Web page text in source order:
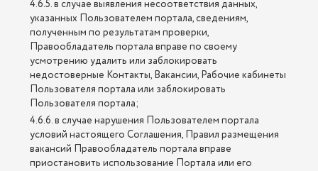
4.6.5. в случае выявления несоответствия данных,
указанных Пользователем портала, сведениям,
полученным по результатам проверки,
Правообладатель портала вправе по своему
усмотрению удалить или заблокировать
недостоверные Контакты, Вакансии, Рабочие кабинеты
Пользователя портала или заблокировать
Пользователя портала;
4.6.6. в случае нарушения Пользователем портала
условий настоящего Соглашения, Правил размещения
вакансий Правообладатель портала вправе
приостановить использование Портала или его